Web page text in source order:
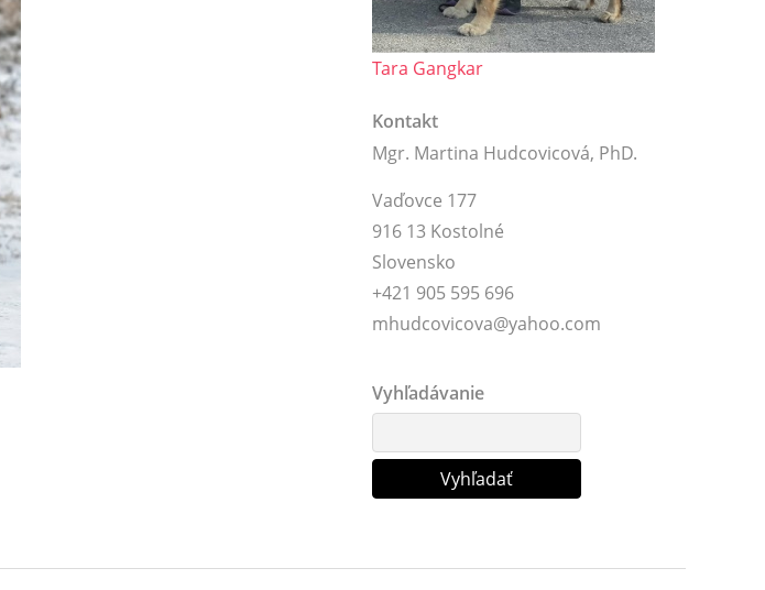
Tara Gangkar
Kontakt
Mgr. Martina Hudcovicová, PhD.
Vaďovce 177
916 13 Kostolné
Slovensko
+421 905 595 696
mhudcovicova@yahoo.com
Vyhľadávanie